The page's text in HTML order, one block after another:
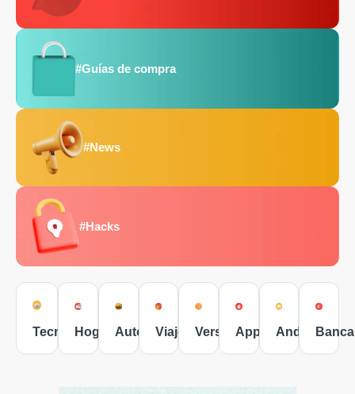
#Guías de compra
#News
#Hacks
Tecnología
Hogar Autos Viajes VersusApple AndroidBanca